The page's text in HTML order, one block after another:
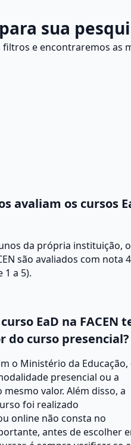
sua
e encontraremos as
avaliam os cursos
da própria instituição,
são avaliados com nota 4
1 a 5).
EaD na FACEN
do curso presencial?
o Ministério da Educação,
presencial ou a
valor. Além disso, a
foi realizado
online não consta no
antes de escolher